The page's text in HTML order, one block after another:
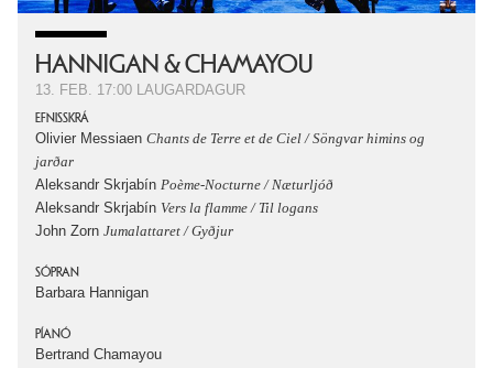
HANNIGAN & CHAMAYOU
13. FEB. 17:00 LAUGARDAGUR
EFNISSKRÁ
Olivier Messiaen Chants de Terre et de Ciel / Söngvar himins og
jarðar
Aleksandr Skrjabín Poème-Nocturne / Næturljóð
Aleksandr Skrjabín Vers la flamme / Til logans
John Zorn Jumalattaret / Gyðjur
SÓPRAN
Barbara Hannigan
PÍANÓ
Bertrand Chamayou